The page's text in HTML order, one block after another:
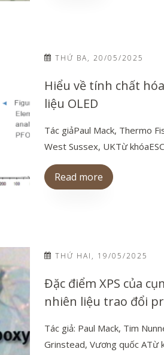
THỨ BA, 20/05/2025
Hiểu về tính chất
liệu OLED
Tác giảPaul Mack, Thermo
West Sussex, UKTừ
Read more
THỨ HAI, 19/05/2025
Đặc điểm XPS của
nhiên liệu trao đổi
Tác giả: Paul Mack, Tim
Grinstead, Vương quốc ATừ